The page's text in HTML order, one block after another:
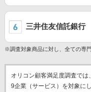
三井住友信託銀行
※調査対象商品に対し、全ての専
オリコン顧客満足度調査では
9企業（サービス）を対象に